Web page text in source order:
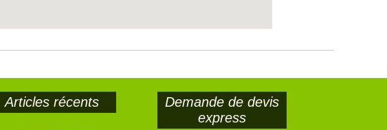
Articles récents
Demande de devis
express